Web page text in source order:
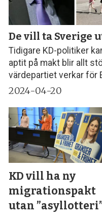
De vill ta Sverige
Tidigare KD-politiker
aptit på makt blir allt
värdepartiet verkar för
2024-04-20
KD vill ha ny
migrationspakt
utan